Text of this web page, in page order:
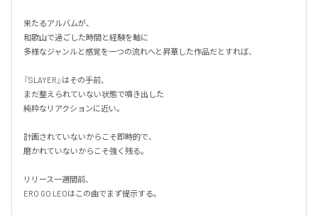
来たるアルバムが、
和歌山で過ごした時間と経験を軸に
多様なジャンルと感覚を一つの流れへと昇華した作品だとすれば、
『SLAYER』はその手前、
まだ整えられていない状態で噴き出した
純粋なリアクションに近い。
計画されていないからこそ即時的で、
磨かれていないからこそ強く残る。
リリース一週間前、
ERO GO LEOはこの曲でまず提示する。